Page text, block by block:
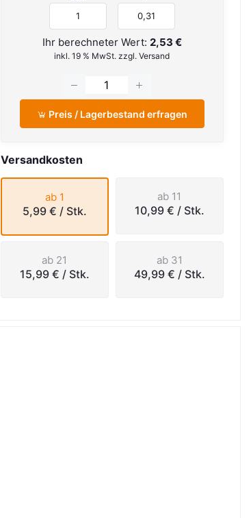
Ihr berechneter Wert: 2,53 €
inkl. 19 % MwSt. zzgl. Versand
Preis / Lagerbestand erfragen
Versandkosten
ab 1
5,99 € / Stk.
ab 11
10,99 € / Stk.
ab 21
15,99 € / Stk.
ab 31
49,99 € / Stk.